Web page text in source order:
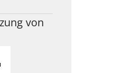
von